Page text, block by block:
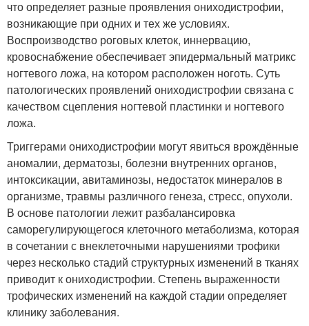
что определяет разные проявления ониходистрофии,
возникающие при одних и тех же условиях.
Воспроизводство роговых клеток, иннервацию,
кровоснабжение обеспечивает эпидермальный матрикс
ногтевого ложа, на котором расположен ноготь. Суть
патологических проявлений ониходистрофии связана с
качеством сцепления ногтевой пластинки и ногтевого
ложа.
Триггерами ониходистрофии могут явиться врождённые
аномалии, дерматозы, болезни внутренних органов,
интоксикации, авитаминозы, недостаток минералов в
организме, травмы различного генеза, стресс, опухоли.
В основе патологии лежит разбалансировка
саморегулирующегося клеточного метаболизма, которая
в сочетании с внеклеточными нарушениями трофики
через несколько стадий структурных изменений в тканях
приводит к ониходистрофии. Степень выраженности
трофических изменений на каждой стадии определяет
клинику заболевания.